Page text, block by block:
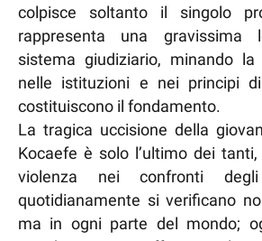
colpisce soltanto il singolo
rappresenta una gravissima
sistema giudiziario, minando
nelle istituzioni e nei principi
costituiscono il fondamento.
La tragica uccisione della
Kocaefe è solo l’ultimo dei
violenza nei confronti
quotidianamente si verificano
ma in ogni parte del mondo;